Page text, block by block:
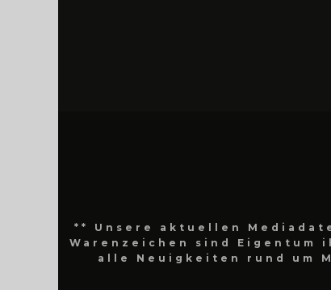
** Unsere aktuellen
Warenzeichen sind Eigentum
alle Neuigkeiten rund um